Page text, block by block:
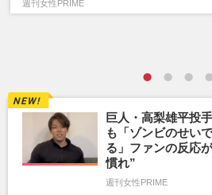
週刊女性PRIME
巨人・高梨雄平投
も「ゾンビのせい
る」ファンの反応
慣れ”
週刊女性PRIME